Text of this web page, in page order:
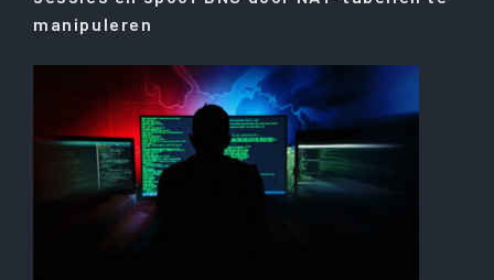
manipuleren